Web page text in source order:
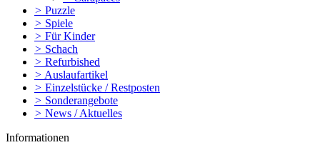
> Puzzle
> Spiele
> Für Kinder
> Schach
> Refurbished
> Auslaufartikel
> Einzelstücke / Restposten
> Sonderangebote
> News / Aktuelles
Informationen